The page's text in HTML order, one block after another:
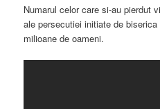
Numarul celor care si-au pierdut
ale persecutiei initiate de
milioane de oameni.